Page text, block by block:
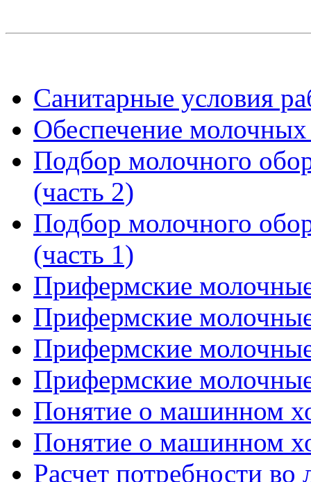
Санитарные условия
Обеспечение
Подбор молочного
(часть 2)
Подбор молочного
(часть 1)
Прифермские
Прифермские
Прифермские
Прифермские
Понятие о машинном
Понятие о машинном
Расчет потребности во